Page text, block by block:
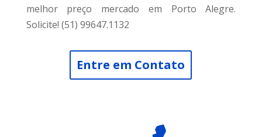
melhor preço mercado em Porto Alegre.
Solicite! (51) 99647.1132
Entre em Contato